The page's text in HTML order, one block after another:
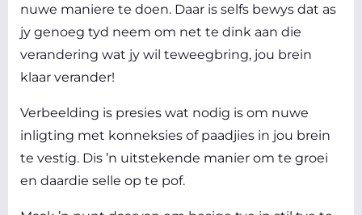
nuwe maniere te doen. Daar is selfs bewys dat as
jy genoeg tyd neem om net te dink aan die
verandering wat jy wil teweegbring, jou brein
klaar verander!
Verbeelding is presies wat nodig is om nuwe
inligting met konneksies of paadjies in jou brein
te vestig. Dis ’n uitstekende manier om te groei
en daardie selle op te pof.